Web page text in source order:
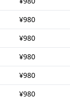
¥980
¥980
¥980
¥980
¥980